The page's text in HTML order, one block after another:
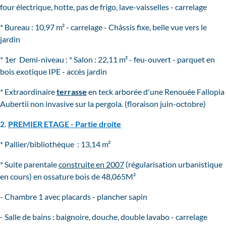
four électrique, hotte, pas de frigo, lave-vaisselles - carrelage
* Bureau : 10,97 m² - carrelage - Châssis fixe, belle vue vers le
jardin
* 1er Demi-niveau : * Salon : 22,11 m² - feu-ouvert - parquet en
bois exotique IPE - accès jardin
* Extraordinaireterrasse en teck arborée d'une Renouée Fallopia
Aubertii non invasive sur la pergola. (floraison juin-octobre)
2. PREMIER ETAGE - Partie droite
* Pallier/bibliothèque : 13,14 m²
* Suite parentaleconstruite en 2007 (régularisation urbanistique
en cours) en ossature bois de 48,065M²
- Chambre 1 avec placards - plancher sapin
- Salle de bains : baignoire, douche, double lavabo - carrelage